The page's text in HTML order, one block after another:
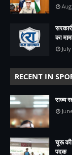
का
RECENT IN
राज्य
चूरू की
पदक